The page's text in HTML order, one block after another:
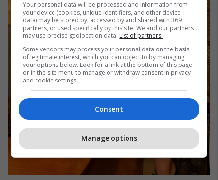
Your personal data will be processed and information from
your device (cookies, unique identifiers, and other device
data) may be stored by, accessed by and shared with 369
partners, or used specifically by this site. We and our partners
may use precise geolocation data. List of partners.
Some vendors may process your personal data on the basis
of legitimate interest, which you can object to by managing
your options below. Look for a link at the bottom of this page
or in the site menu to manage or withdraw consent in privacy
and cookie settings.
Consent
Manage options